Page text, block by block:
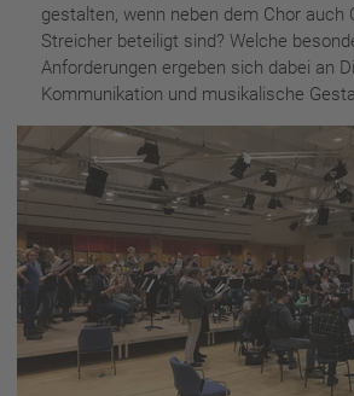
gestalten, wenn neben dem Chor auch
Streicher beteiligt sind? Welche
Anforderungen ergeben sich dabei an
Kommunikation und musikalische